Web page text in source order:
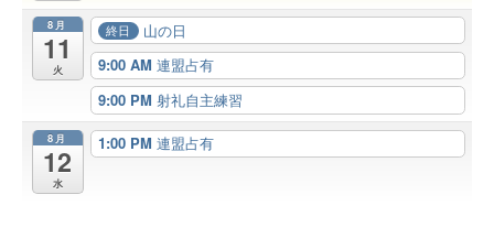
8月
11
火
終日
山の日
9:00 AM 連盟占有
9:00 PM 射礼自主練習
8月
12
水
1:00 PM 連盟占有